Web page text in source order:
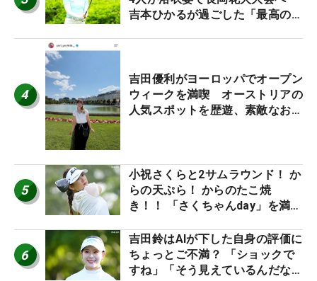
吉本ひかるが過ごした「最高の夏
4
吉田優利がヨーロッパでオープン
ウィークを満喫 オーストリアの
人気スポットを歴遊、素敵なお土
5
小祝さくらと2サムラウンド！ か
らの天ぷら！ からのたこ焼
き！！ 「さくちゃんday」を満喫
6
吉田鈴はAIが下した自身の評価に
ちょっとご不満？ 「ショックで
すね」「そう見えているんだなぁ